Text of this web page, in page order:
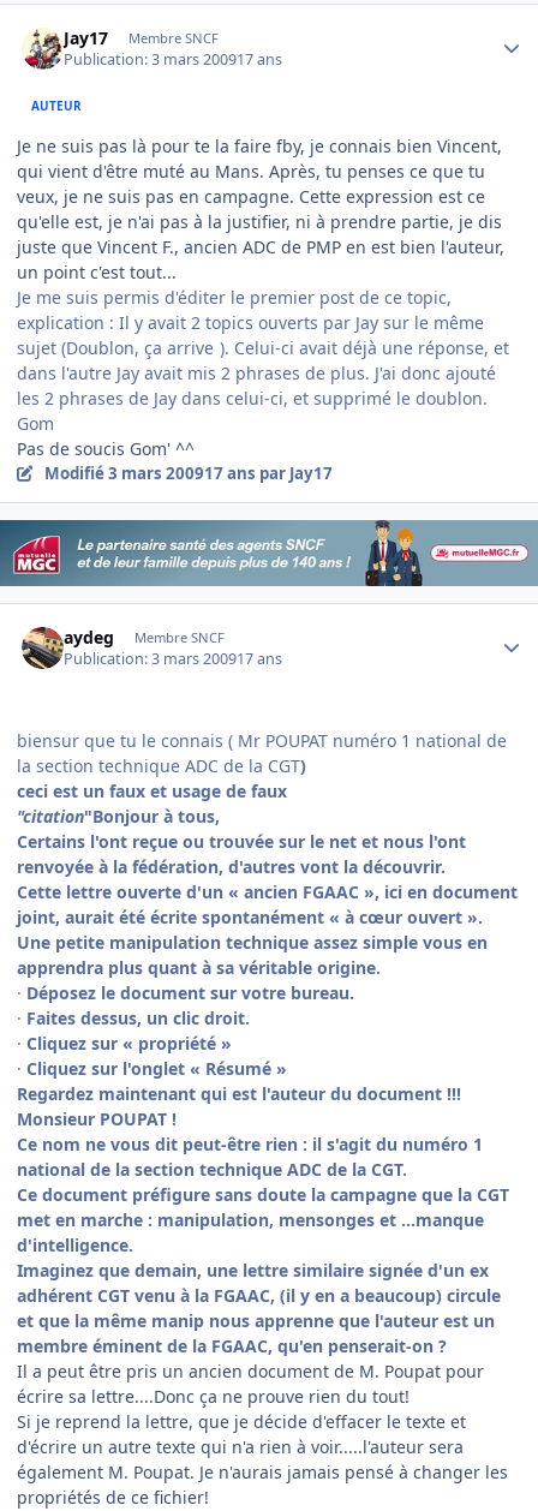
Jay17 Membre SNCF
Publication:3 mars 200917 ans
AUTEUR
Je ne suis pas là pour te la faire fby, je connais bien Vincent,
qui vient d'être muté au Mans. Après, tu penses ce que tu
veux, je ne suis pas en campagne. Cette expression est ce
qu'elle est, je n'ai pas à la justifier, ni à prendre partie, je dis
juste que Vincent F., ancien ADC de PMP en est bien l'auteur,
un point c'est tout...
Je me suis permis d'éditer le premier post de ce topic,
explication : Il y avait 2 topics ouverts par Jay sur le même
sujet (Doublon, ça arrive ). Celui-ci avait déjà une réponse, et
dans l'autre Jay avait mis 2 phrases de plus. J'ai donc ajouté
les 2 phrases de Jay dans celui-ci, et supprimé le doublon.
Gom
Pas de soucis Gom' ^^
Modifié3 mars 200917 ans par Jay17
aydeg Membre SNCF
Publication:3 mars 200917 ans
biensur que tu le connais ( Mr POUPAT numéro 1 national de
la section technique ADC de la CGT)
ceci est un faux et usage de faux
"citation"Bonjour à tous,
Certains l'ont reçue ou trouvée sur le net et nous l'ont
renvoyée à la fédération, d'autres vont la découvrir.
Cette lettre ouverte d'un « ancien FGAAC », ici en document
joint, aurait été écrite spontanément « à cœur ouvert ».
Une petite manipulation technique assez simple vous en
apprendra plus quant à sa véritable origine.
· Déposez le document sur votre bureau.
· Faites dessus, un clic droit.
· Cliquez sur « propriété »
· Cliquez sur l'onglet « Résumé »
Regardez maintenant qui est l'auteur du document !!!
Monsieur POUPAT !
Ce nom ne vous dit peut-être rien : il s'agit du numéro 1
national de la section technique ADC de la CGT.
Ce document préfigure sans doute la campagne que la CGT
met en marche : manipulation, mensonges et …manque
d'intelligence.
Imaginez que demain, une lettre similaire signée d'un ex
adhérent CGT venu à la FGAAC, (il y en a beaucoup) circule
et que la même manip nous apprenne que l'auteur est un
membre éminent de la FGAAC, qu'en penserait-on ?
Il a peut être pris un ancien document de M. Poupat pour
écrire sa lettre....Donc ça ne prouve rien du tout!
Si je reprend la lettre, que je décide d'effacer le texte et
d'écrire un autre texte qui n'a rien à voir.....l'auteur sera
également M. Poupat. Je n'aurais jamais pensé à changer les
propriétés de ce fichier!